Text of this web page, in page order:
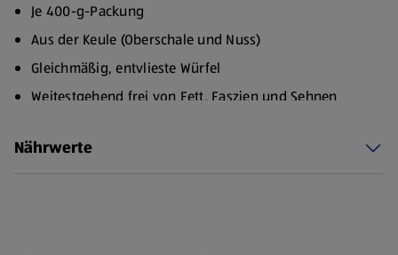
Je 400-g-Packung
Aus der Keule (Oberschale und Nuss)
Gleichmäßig, entvlieste Würfel
Weitestgehend frei von Fett, Faszien und Sehnen
Nährwerte